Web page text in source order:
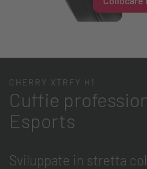
CHERRY XTRFY H1
Cuffie
Esports
Sviluppate in stretta